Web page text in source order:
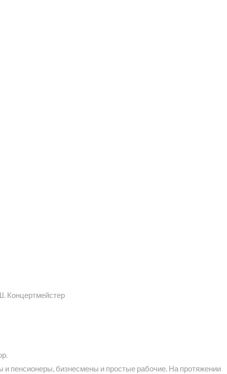
Концертмейстер
пенсионеры, бизнесмены и простые рабочие. На протяжении